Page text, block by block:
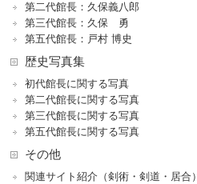
第二代館長：久保義八郎
第三代館長：久保 勇
第五代館長：戸村 博史
歴史写真集
初代館長に関する写真
第二代館長に関する写真
第三代館長に関する写真
第五代館長に関する写真
その他
関連サイト紹介（剣術・剣道・居合）